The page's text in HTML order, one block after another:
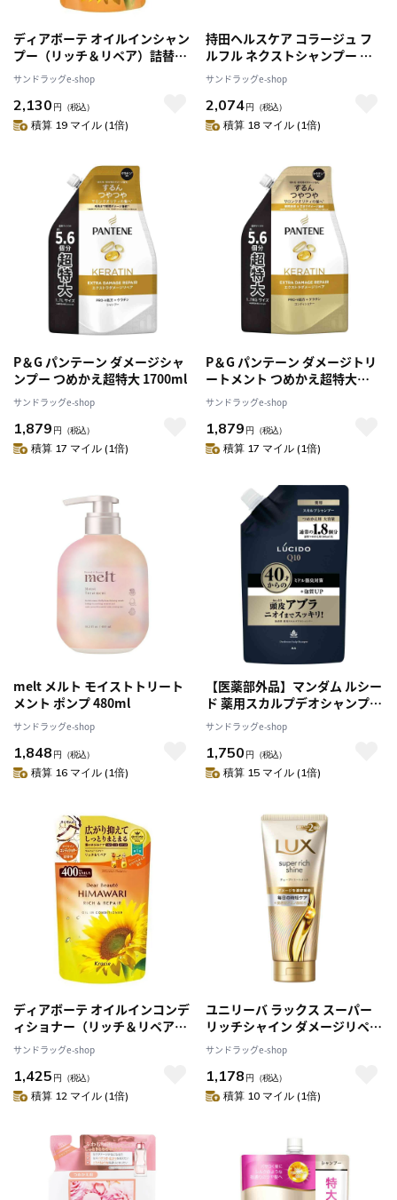
ディアボーテ オイルインシャン
プー（リッチ＆リペア）詰替用
400ml【3個セット】
サンドラッグe-shop
2,130 円 （税込）
積算 19 マイル (1倍)
持田ヘルスケア コラージュ フ
ルフル ネクストシャンプー な
めらか つめかえ 280ml
サンドラッグe-shop
2,074円 （税込）
積算 18 マイル (1倍)
P＆G パンテーン ダメージシャ
ンプー つめかえ超特大 1700ml
サンドラッグe-shop
1,879 円 （税込）
積算 17 マイル (1倍)
P＆G パンテーン ダメージトリ
ートメント つめかえ超特大
1700g
サンドラッグe-shop
1,879 円 （税込）
積算 17 マイル (1倍)
melt メルト モイストトリート
メント ポンプ 480ml
サンドラッグe-shop
1,848 円 （税込）
積算 16 マイル (1倍)
【医薬部外品】マンダム ルシー
ド 薬用スカルプデオシャンプー
詰め替え用 大容量 684ml
サンドラッグe-shop
1,750 円 （税込）
積算 15 マイル (1倍)
ディアボーテ オイルインコンデ
ィショナー（リッチ＆リペア）
詰替用 400g【2個セット】
サンドラッグe-shop
1,425 円 （税込）
積算 12 マイル (1倍)
ユニリーバ ラックス スーパー
リッチシャイン ダメージリペア
補修チューブトリートメント
300g
サンドラッグe-shop
1,178 円 （税込）
積算 10 マイル (1倍)